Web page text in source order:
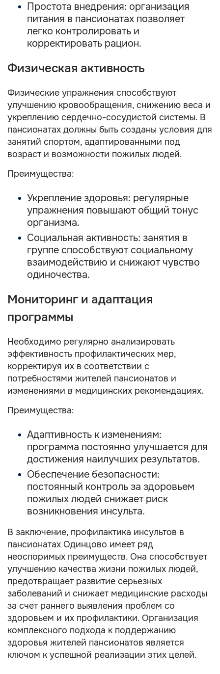
Простота внедрения: организация
питания в пансионатах позволяет
легко контролировать и
корректировать рацион.
Физическая активность
Физические упражнения способствуют
улучшению кровообращения, снижению веса и
укреплению сердечно-сосудистой системы. В
пансионатах должны быть созданы условия для
занятий спортом, адаптированными под
возраст и возможности пожилых людей.
Преимущества:
Укрепление здоровья: регулярные
упражнения повышают общий тонус
организма.
Социальная активность: занятия в
группе способствуют социальному
взаимодействию и снижают чувство
одиночества.
Мониторинг и адаптация
программы
Необходимо регулярно анализировать
эффективность профилактических мер,
корректируя их в соответствии с
потребностями жителей пансионатов и
изменениями в медицинских рекомендациях.
Преимущества:
Адаптивность к изменениям:
программа постоянно улучшается для
достижения наилучших результатов.
Обеспечение безопасности:
постоянный контроль за здоровьем
пожилых людей снижает риск
возникновения инсульта.
В заключение, профилактика инсультов в
пансионатах Одинцово имеет ряд
неоспоримых преимуществ. Она способствует
улучшению качества жизни пожилых людей,
предотвращает развитие серьезных
заболеваний и снижает медицинские расходы
за счет раннего выявления проблем со
здоровьем и их профилактики. Организация
комплексного подхода к поддержанию
здоровья жителей пансионатов является
ключом к успешной реализации этих целей.